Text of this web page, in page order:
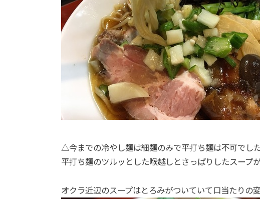
△今までの冷やし麺は細麺のみで平打ち麺は不可でし
平打ち麺のツルッとした喉越しとさっぱりしたスープ
オクラ近辺のスープはとろみがついていて口当たりの